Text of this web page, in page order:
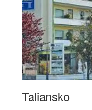
Taliansko